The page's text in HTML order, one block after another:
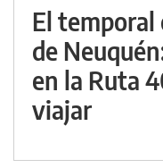
El temporal
de
en la Ruta
viajar